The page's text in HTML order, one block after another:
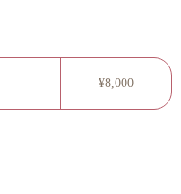
¥8,000